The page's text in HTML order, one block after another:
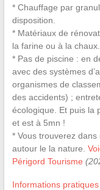
* Chauffage par
disposition.
* Matériaux de
la farine ou à la chaux.
* Pas de piscine : en
avec des systèmes
organismes de
des accidents) ;
écologique. Et puis la
et est à 5mn !
* Vous trouverez dans
autour le la nature.
Périgord Tourisme
Informations pratiques